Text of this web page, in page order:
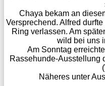
Chaya bekam an
Versprechend. Alfred
Ring verlassen. Am
wild bei uns
Am Sonntag
Rassehunde-Ausstellung
Näheres unter